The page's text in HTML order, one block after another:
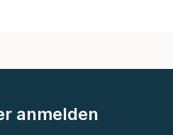
anmelden